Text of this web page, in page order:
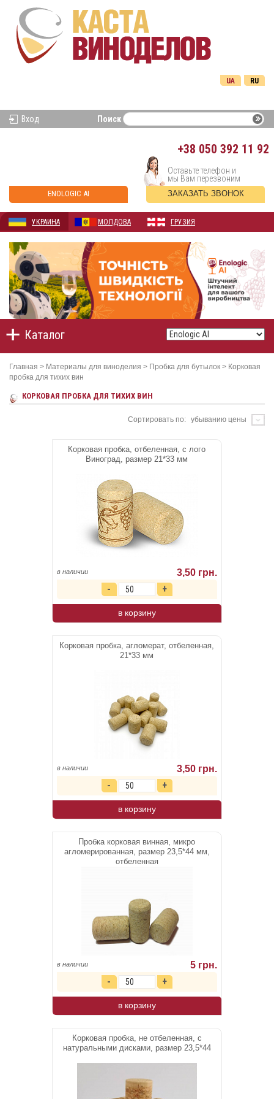
RU
UA
Вход Поиск
+38 050 392 11 92
ENOLOGIC AI
Оставьте телефон и
мы Вам перезвоним
ЗАКАЗАТЬ ЗВОНОК
УКРАИНА МОЛДОВА ГРУЗИЯ
Каталог
Главная > Материалы для виноделия > Пробка для бутылок > Корковая
пробка для тихих вин
КОРКОВАЯ ПРОБКА ДЛЯ ТИХИХ ВИН
Сортировать по: убыванию цены
Корковая пробка, отбеленная, с лого
Виноград, размер 21*33 мм
в наличии 3,50 грн.
в корзину
Корковая пробка, агломерат, отбеленная,
21*33 мм
в наличии 3,50 грн.
в корзину
Пробка корковая винная, микро
агломерированная, размер 23,5*44 мм,
отбеленная
в наличии 5 грн.
в корзину
Корковая пробка, не отбеленная, с
натуральными дисками, размер 23,5*44